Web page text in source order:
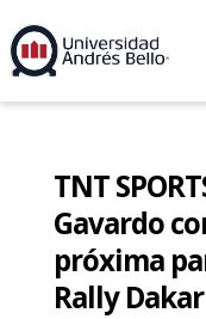
TNT
Gavardo
próxima
Rally